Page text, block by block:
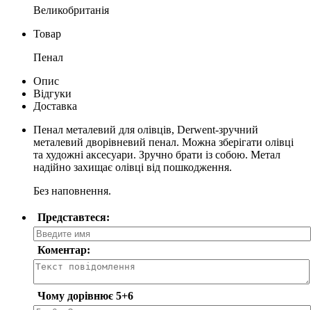
Великобританія
Товар
Пенал
Опис
Відгуки
Доставка
Пенал металевий для олівців, Derwent-зручний
металевий дворівневий пенал. Можна зберігати олівці
та художні аксесуари. Зручно брати із собою. Метал
надійно захищає олівці від пошкодження.
Без наповнення.
Представтеся:
Коментар:
Чому дорівнює 5+6